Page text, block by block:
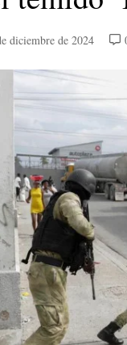
diciembre de 2024